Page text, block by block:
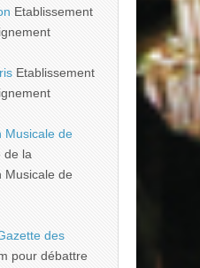
Etablissement
Etablissement
Musicale de
de la
Musicale de
des
pour débattre